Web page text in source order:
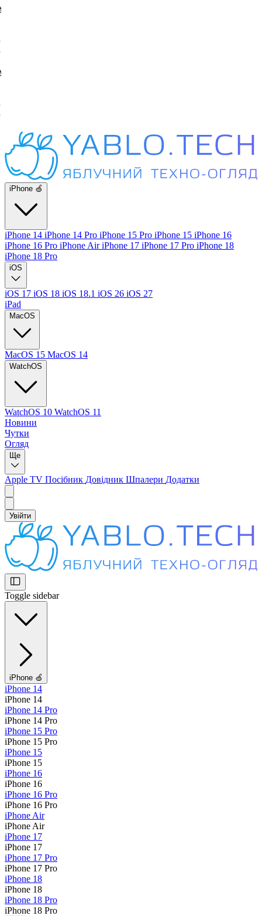
iPhone 🍏
iPhone 14 iPhone 14 Pro iPhone 15 Pro iPhone 15 iPhone 16
iPhone 16 Pro iPhone AiriPhone 17 iPhone 17 Pro iPhone 18
iPhone 18 Pro
iOS
iOS 17 iOS 18 iOS 18.1 iOS 26 iOS 27
iPad
MacOS
MacOS 15 MacOS 14
WatchOS
WatchOS 10 WatchOS 11
Новини
Чутки
Огляд
Ще
Apple TV Посібник Довідник Шпалери Додатки
Увійти
Toggle sidebar
iPhone 🍏
iPhone 14
iPhone 14
iPhone 14 Pro
iPhone 14 Pro
iPhone 15 Pro
iPhone 15 Pro
iPhone 15
iPhone 15
iPhone 16
iPhone 16
iPhone 16 Pro
iPhone 16 Pro
iPhone Air
iPhone Air
iPhone 17
iPhone 17
iPhone 17 Pro
iPhone 17 Pro
iPhone 18
iPhone 18
iPhone 18 Pro
iPhone 18 Pro